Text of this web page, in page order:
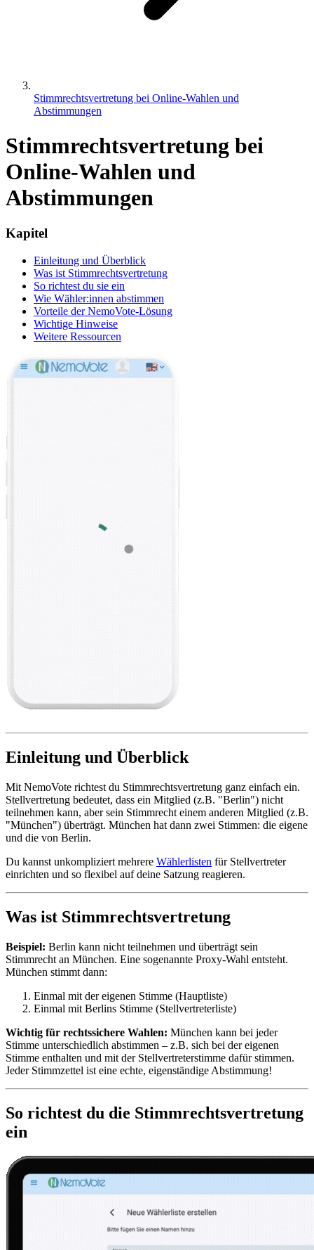
Stimmrechtsvertretung bei Online-Wahlen und
Abstimmungen
Stimmrechtsvertretung bei
Online-Wahlen und
Abstimmungen
Kapitel
Einleitung und Überblick
Was ist Stimmrechtsvertretung
So richtest du sie ein
Wie Wähler:innen abstimmen
Vorteile der NemoVote-Lösung
Wichtige Hinweise
Weitere Ressourcen
Einleitung und Überblick
Mit NemoVote richtest du Stimmrechtsvertretung ganz einfach ein.
Stellvertretung bedeutet, dass ein Mitglied (z.B. "Berlin") nicht
teilnehmen kann, aber sein Stimmrecht einem anderen Mitglied (z.B.
"München") überträgt. München hat dann zwei Stimmen: die eigene
und die von Berlin.
Du kannst unkompliziert mehrere Wählerlisten für Stellvertreter
einrichten und so flexibel auf deine Satzung reagieren.
Was ist Stimmrechtsvertretung
Beispiel: Berlin kann nicht teilnehmen und überträgt sein
Stimmrecht an München. Eine sogenannte Proxy-Wahl entsteht.
München stimmt dann:
Einmal mit der eigenen Stimme (Hauptliste)
Einmal mit Berlins Stimme (Stellvertreterliste)
Wichtig für rechtssichere Wahlen: München kann bei jeder
Stimme unterschiedlich abstimmen – z.B. sich bei der eigenen
Stimme enthalten und mit der Stellvertreterstimme dafür stimmen.
Jeder Stimmzettel ist eine echte, eigenständige Abstimmung!
So richtest du die Stimmrechtsvertretung
ein